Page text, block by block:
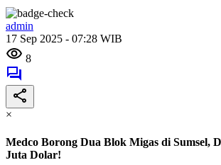
admin
17 Sep 2025 - 07:28 WIB
8
×
Medco Borong Dua Blok Migas di Sumsel,
Juta Dolar!